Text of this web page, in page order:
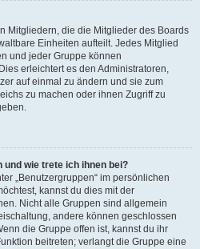
Mitgliedern, die die Mitglieder des Boards
Einheiten aufteilt. Jedes Mitglied
und jeder Gruppe können
erleichtert es den Administratoren,
auf einmal zu ändern und sie zum
zu machen oder ihnen Zugriff zu
und wie trete ich ihnen bei?
„Benutzergruppen“ im persönlichen
kannst du dies mit der
Nicht alle Gruppen sind allgemein
andere können geschlossen
die Gruppe offen ist, kannst du ihr
beitreten; verlangt die Gruppe eine